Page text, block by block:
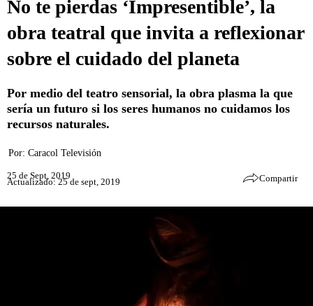
No te pierdas ‘Impresentible’, la
obra teatral que invita a reflexionar
sobre el cuidado del planeta
Por medio del teatro sensorial, la obra plasma la que
sería un futuro si los seres humanos no cuidamos los
recursos naturales.
Por: Caracol Televisión
25 de Sept, 2019
Actualizado: 25 de sept, 2019 Compartir